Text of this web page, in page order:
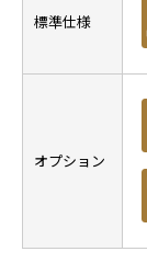
標準仕様
オプション